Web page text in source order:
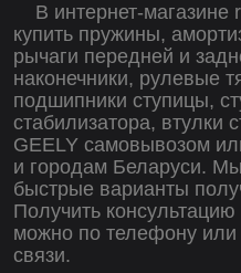
В интернет-магазине
купить пружины,
рычаги передней и
наконечники, рулевые
подшипники ступицы,
стабилизатора, втулки
GEELY самовывозом
и городам Беларуси.
быстрые варианты
Получить
можно по телефону
связи.